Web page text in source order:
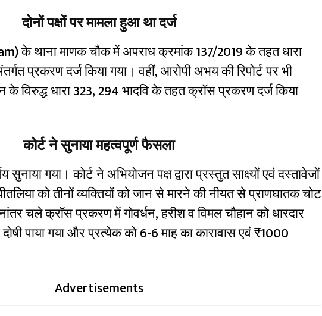
दोनों पक्षों पर मामला हुआ था दर्ज
के थाना माणक चौक में अपराध क्रमांक 137/2019 के तहत धारा
प्रकरण दर्ज किया गया। वहीं, आरोपी अभय की रिपोर्ट पर भी
के विरुद्ध धारा 323, 294 भादवि के तहत क्रॉस प्रकरण दर्ज किया
कोर्ट ने सुनाया महत्वपूर्ण फैसला
सुनाया गया। कोर्ट ने अभियोजन पक्ष द्वारा प्रस्तुत साक्ष्यों एवं दस्तावेजों
को तीनों व्यक्तियों को जान से मारने की नीयत से प्राणघातक चोट
चले क्रॉस प्रकरण में गोवर्धन, हरीश व विमल चौहान को धारदार
पाया गया और प्रत्येक को 6-6 माह का कारावास एवं ₹1000
Advertisements